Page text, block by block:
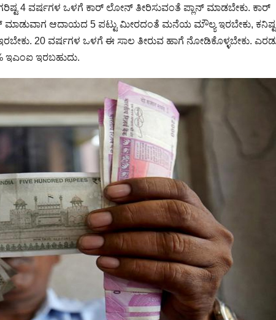
4 ವರ್ಷಗಳ ಒಳಗೆ ಕಾರ್ ಲೋನ್ ತೀರಿಸುವಂತೆ ಪ್ಲಾನ್ ಮಾಡಬೇಕು. ಕಾರ್
ಆದಾಯದ 5 ಪಟ್ಟು ಮೀರದಂತೆ ಮನೆಯ ಮೌಲ್ಯ ಇರಬೇಕು, ಕನಿಷ್ಟ
20 ವರ್ಷಗಳ ಒಳಗೆ ಈ ಸಾಲ ತೀರುವ ಹಾಗೆ ನೋಡಿಕೊಳ್ಳಬೇಕು.
ಇಎಂಐ ಇರಬಹುದು.